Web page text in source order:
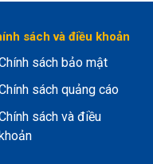
sách và điều khoản
sách bảo mật
sách quảng cáo
sách và điều